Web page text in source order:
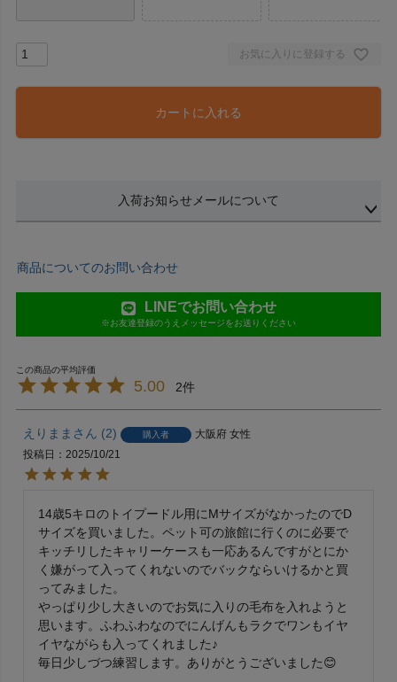
お気に入りに登録する
カートに入れる
入荷お知らせメールについて
商品についてのお問い合わせ
LINEでお問い合わせ
※お友達登録のうえメッセージをお送りください
5.00 2
えりまま 2 購入者 大阪府 女性
投稿日
2025/10/21
14歳5キロのトイプードル用にMサイズがなかったのでD
サイズを買いました。ペット可の旅館に行くのに必要で
キッチリしたキャリーケースも一応あるんですがとにか
く嫌がって入ってくれないのでバックならいけるかと買
ってみました。
やっぱり少し大きいのでお気に入りの毛布を入れようと
思います。ふわふわなのでにんげんもラクでワンもイヤ
イヤながらも入ってくれました♪
毎日少しづつ練習します。ありがとうございました😊